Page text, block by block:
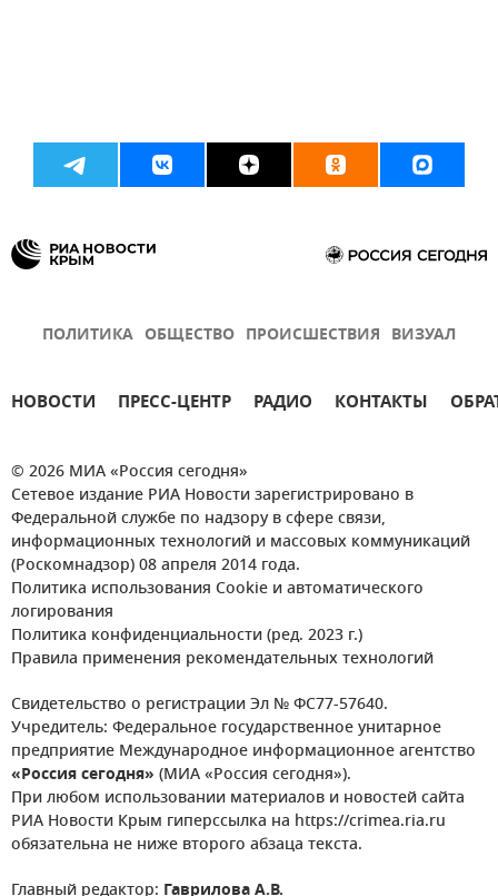
ПОЛИТИКА ОБЩЕСТВО ПРОИСШЕСТВИЯ ВИЗУАЛ
НОВОСТИ ПРЕСС-ЦЕНТР РАДИО КОНТАКТЫ
© 2026 МИА «Россия сегодня»
Сетевое издание РИА Новости зарегистрировано в
Федеральной службе по надзору в сфере связи,
информационных технологий и массовых коммуникаций
(Роскомнадзор) 08 апреля 2014 года.
Политика использования Cookie и автоматического
логирования
Политика конфиденциальности (ред. 2023 г.)
Правила применения рекомендательных технологий
Свидетельство о регистрации Эл № ФС77-57640.
Учредитель: Федеральное государственное унитарное
предприятие Международное информационное агентство
«Россия сегодня» (МИА «Россия сегодня»).
При любом использовании материалов и новостей сайта
РИА Новости Крым гиперссылка на https://crimea.ria.ru
обязательна не ниже второго абзаца текста.
Главный редактор: Гаврилова А.В.